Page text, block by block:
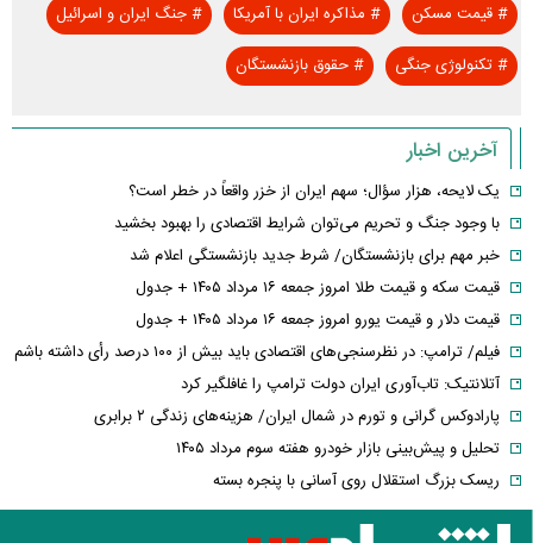
#قیمت مسکن # مذاکره ایران با آمریکا #جنگ ایران و اسرائیل
#تکنولوژی جنگی #حقوق بازنشستگان
آخرین اخبار
یک لایحه، هزار سؤال؛ سهم ایران از خزر واقعاً در خطر است؟
با وجود جنگ و تحریم می‌توان شرایط اقتصادی را بهبود بخشید
خبر مهم برای بازنشستگان/ شرط جدید بازنشستگی اعلام شد
قیمت سکه و قیمت طلا امروز جمعه ۱۶ مرداد ۱۴۰۵ + جدول
قیمت دلار و قیمت یورو امروز جمعه ۱۶ مرداد ۱۴۰۵ + جدول
فیلم/ ترامپ: در نظرسنجی‌های اقتصادی باید بیش از ۱۰۰ درصد رأی داشته باشم
آتلانتیک: تاب‌آوری ایران دولت ترامپ را غافلگیر کرد
پارادوکس گرانی و تورم در شمال ایران/ هزینه‌های زندگی ۲ برابری
تحلیل و پیش‌بینی بازار خودرو هفته سوم مرداد ۱۴۰۵
ریسک بزرگ استقلال روی آسانی با پنجره بسته